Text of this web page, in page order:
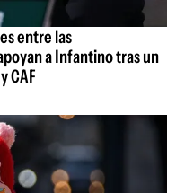
entre las
a Infantino tras un
CAF